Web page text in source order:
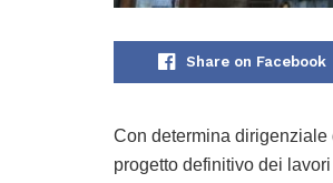
Share on Facebook
Con determina dirigenziale
progetto definitivo dei